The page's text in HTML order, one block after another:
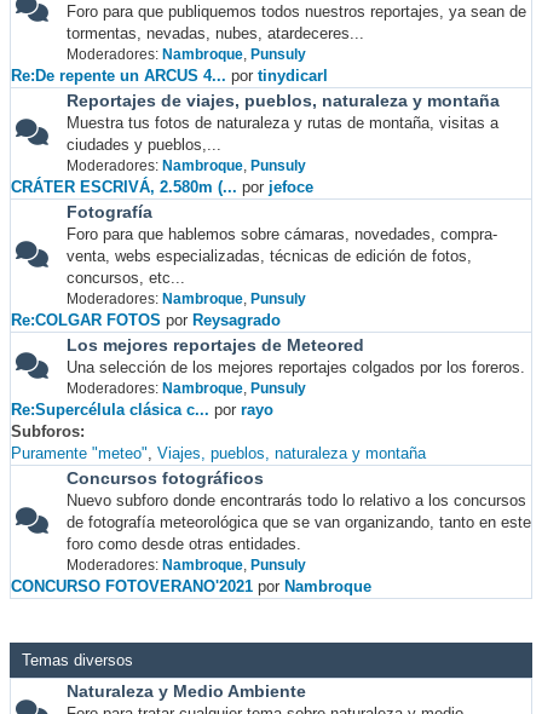
Foro para que publiquemos todos nuestros reportajes, ya sean de
tormentas, nevadas, nubes, atardeceres...
Moderadores: Nambroque, Punsuly
Re:De repente un ARCUS 4... por tinydicarl
Reportajes de viajes, pueblos, naturaleza y montaña
Muestra tus fotos de naturaleza y rutas de montaña, visitas a
ciudades y pueblos,...
Moderadores: Nambroque, Punsuly
CRÁTER ESCRIVÁ, 2.580m (... por jefoce
Fotografía
Foro para que hablemos sobre cámaras, novedades, compra-
venta, webs especializadas, técnicas de edición de fotos,
concursos, etc...
Moderadores: Nambroque, Punsuly
Re:COLGAR FOTOS por Reysagrado
Los mejores reportajes de Meteored
Una selección de los mejores reportajes colgados por los foreros.
Moderadores: Nambroque, Punsuly
Re:Supercélula clásica c... por rayo
Subforos
Puramente "meteo" Viajes, pueblos, naturaleza y montaña
Concursos fotográficos
Nuevo subforo donde encontrarás todo lo relativo a los concursos
de fotografía meteorológica que se van organizando, tanto en este
foro como desde otras entidades.
Moderadores: Nambroque, Punsuly
CONCURSO FOTOVERANO'2021 por Nambroque
Temas diversos
Naturaleza y Medio Ambiente